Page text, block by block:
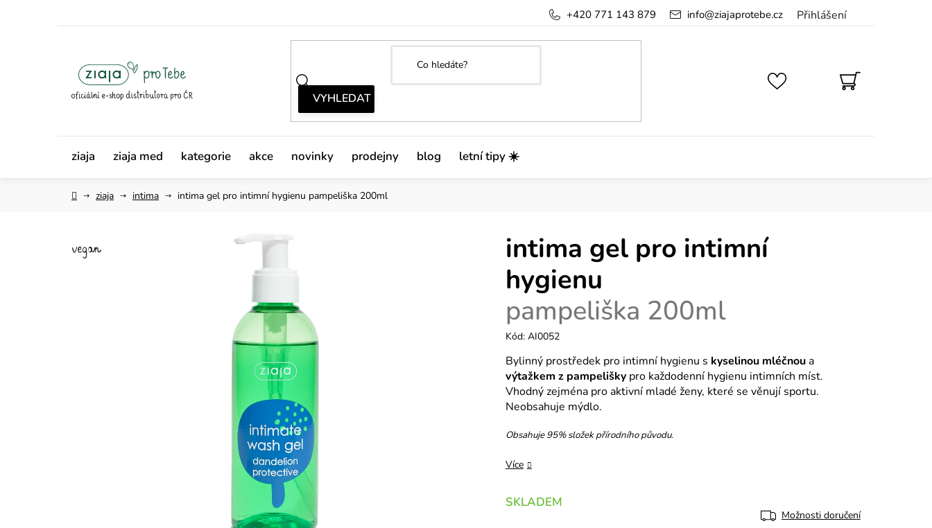
Přihlášení
info@ziajaprotebe.cz
+420 771 143 879
NÁKUPNÍ
KOŠÍK
ziaja ziaja med kategorie akce novinky prodejny blog letní tipy ☀️
Domůziaja intima intima gel pro intimní hygienu pampeliška 200ml
intima gel pro intimní
hygienu
pampeliška 200ml
Kód: AI0052
Bylinný prostředek pro intimní hygienu s kyselinou mléčnoua
výtažkem z pampeliškypro každodenní hygienu intimních míst.
Vhodný zejména pro aktivní mladé ženy, které se věnují sportu.
Neobsahuje mýdlo.
Obsahuje 95% složek přírodního původu.
Více
SKLADEM
Možnosti doručení